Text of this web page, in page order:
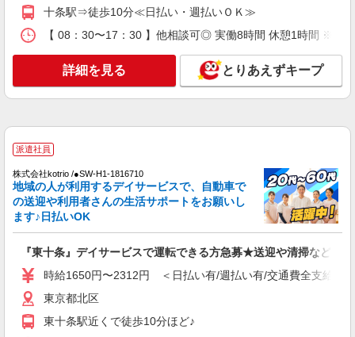
派遣社員
株式会社kotrio /●SW-H1-1981096
十条*デイでの生活補助☆新たなスキルを身に
つけて長く働く♪
時給1550円〜2312円 ＜日払い有/週払い有/交
十条駅付近
派遣社員
株式会社kotrio /●SW-H1-2099218
レア＊欠員により急募！シニア向けマンション
で生活サポート
通費全支給(ガソリン代含む)＞
十条駅⇒徒歩10分≪日払い・週払いＯＫ≫
【 08：30〜17：30 】他相談可◎ 実働8時間 休憩1時間 ※週3
詳細を見る とりあえずキープ
派遣社員
株式会社kotrio /●SW-H1-1816710
地域の人が利用するデイサービスで、自動車で
の送迎や利用者さんの生活サポートをお願いし
ます♪日払いOK
『東十条』デイサービスで運転できる方急募★送迎や清掃など！
時給1650円〜2312円 ＜日払い有/週払い有/交通費全支給(ガ
東京都北区
東十条駅近くで徒歩10分ほど♪